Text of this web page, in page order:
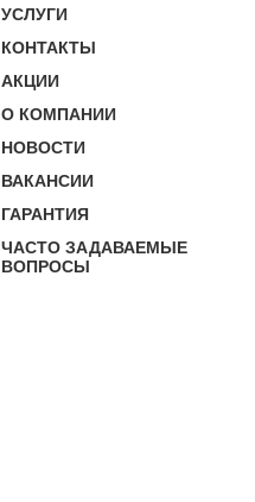
УСЛУГИ
КОНТАКТЫ
АКЦИИ
О КОМПАНИИ
НОВОСТИ
ВАКАНСИИ
ГАРАНТИЯ
ЧАСТО ЗАДАВАЕМЫЕ
ВОПРОСЫ